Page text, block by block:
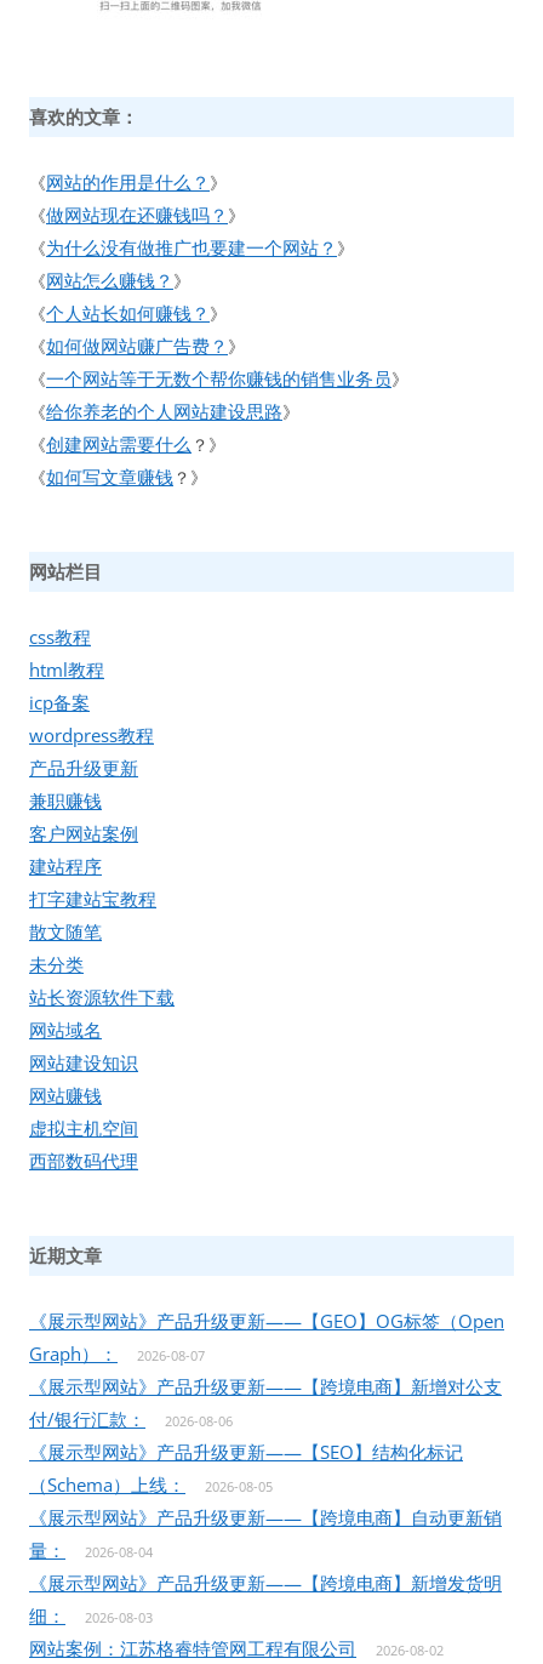
喜欢的文章：
《网站的作用是什么？ 》
《做网站现在还赚钱吗？ 》
《为什么没有做推广也要建一个网站？ 》
《网站怎么赚钱？ 》
《个人站长如何赚钱？ 》
《如何做网站赚广告费？ 》
《一个网站等于无数个帮你赚钱的销售业务员》
《给你养老的个人网站建设思路》
《创建网站需要什么 ？》
《如何写文章赚钱 ？》
网站栏目
css教程
html教程
icp备案
wordpress教程
产品升级更新
兼职赚钱
客户网站案例
建站程序
打字建站宝教程
散文随笔
未分类
站长资源软件下载
网站域名
网站建设知识
网站赚钱
虚拟主机空间
西部数码代理
近期文章
《展示型网站》产品升级更新——【GEO】OG标签（Open
Graph）：
2026-08-07
《展示型网站》产品升级更新——【跨境电商】新增对公支
付/银行汇款：
2026-08-06
《展示型网站》产品升级更新——【SEO】结构化标记
（Schema）上线：
2026-08-05
《展示型网站》产品升级更新——【跨境电商】自动更新销
量：
2026-08-04
《展示型网站》产品升级更新——【跨境电商】新增发货明
细：
2026-08-03
网站案例：江苏格睿特管网工程有限公司 2026-08-02